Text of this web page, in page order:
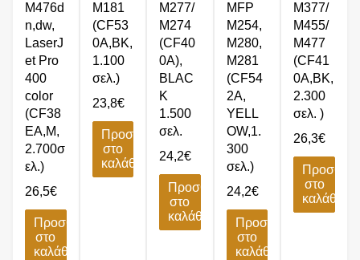
M476d
n,dw,
LaserJ
et Pro
400
color
(CF38
EA,M,
2.700σ
ελ.)
26,5€
Προσθήκη
στο
καλάθι
M181
(CF53
0A,BK,
1.100
σελ.)
23,8€
Προσθήκη
στο
καλάθι
M277/
M274
(CF40
0A),
BLΑC
K
1.500
σελ.
24,2€
Προσθήκη
στο
καλάθι
MFP
M254,
M280,
M281
(CF54
2A,
YELL
OW,1.
300
σελ.)
24,2€
Προσθήκη
στο
καλάθι
M377/
M455/
M477
(CF41
0A,BK,
2.300
σελ. )
26,3€
στο
καλάθι